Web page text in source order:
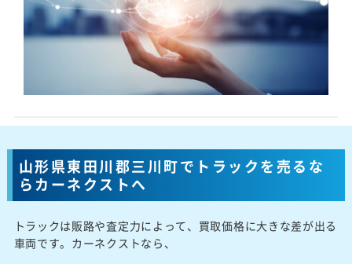
山形県東田川郡三川町でトラックを売るな
らカーネクストへ
トラックは販路や査定力によって、買取価格に大きな差が出る
車両です。カーネクストなら、